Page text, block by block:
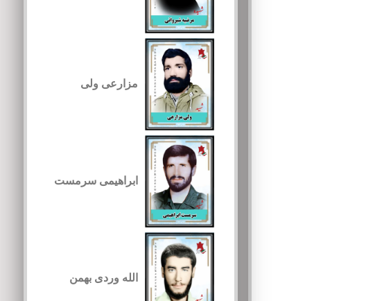
مزارعی ولی
ابراهیمی سرمست
الله وردی بهمن